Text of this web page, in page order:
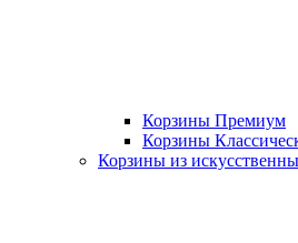
Корзины Премиум
Корзины
Корзины из